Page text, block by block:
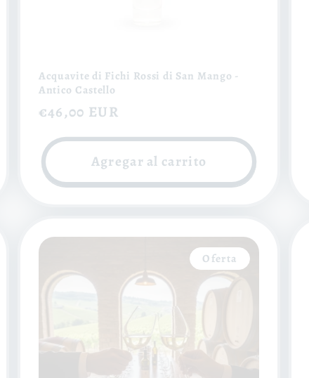
Acquavite di Fichi Rossi di San Mango -
Antico Castello
Precio
€46,00 EUR
Agregar al carrito
Oferta